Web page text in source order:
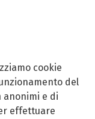
cookie
del
anonimi e di
effettuare